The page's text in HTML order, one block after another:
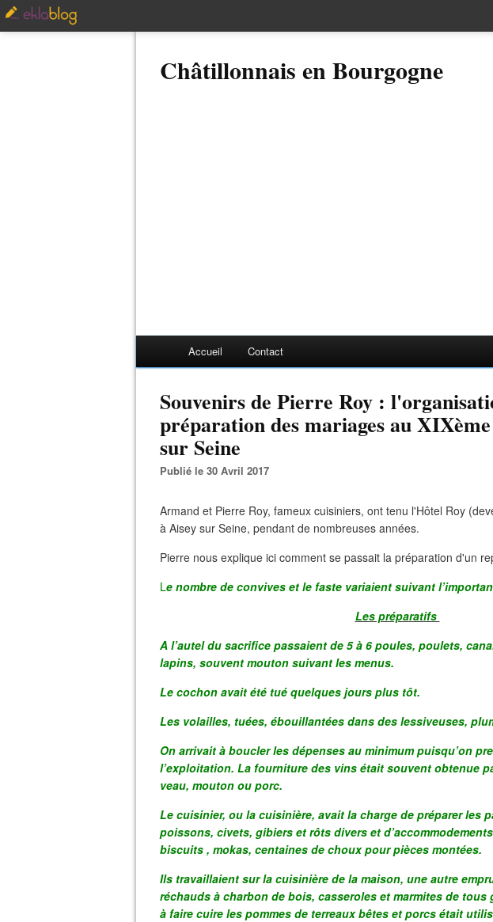
Châtillonnais en Bourgogne
Accueil Contact
Souvenirs de Pierre Roy :
préparation des mariages au
sur Seine
Publié le 30 Avril 2017
Armand et Pierre Roy, fameux cuisiniers, ont tenu l'Hôtel Roy
à Aisey sur Seine, pendant de nombreuses années.
Pierre nous explique ici comment se passait la préparation d'un
Le nombre de convives et le faste variaient suivant
Les préparatifs
A l’autel du sacrifice passaient de 5 à 6 poules, poulets,
lapins, souvent mouton suivant les menus.
Le cochon avait été tué quelques jours plus tôt.
Les volailles, tuées, ébouillantées dans des lessiveuses,
On arrivait à boucler les dépenses au minimum puisqu’on
l’exploitation. La fourniture des vins était souvent obtenue
veau, mouton ou porc.
Le cuisinier, ou la cuisinière, avait la charge de préparer les
poissons, civets, gibiers et rôts divers et
biscuits , mokas, centaines de choux pour pièces montées.
Ils travaillaient sur la cuisinière de la maison, une autre
réchauds à charbon de bois, casseroles et marmites de tous
à faire cuire les pommes de terreaux bêtes et porcs était